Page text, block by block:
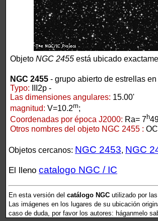
Objeto NGC 2455 está ubicado
NGC 2455 - grupo abierto de estrellas
Typo: III2p -
Las dimensiones angulares: 15.00'
magnitud: V=10.2m;
Coordenadas por época J2000: Ra= 7 h
Otros nombres del objeto NGC 2455 :
Objetos cercanos: NGC 2453, NGC
El lleno catalogo NGC / IC
En esta versión del catálogo NGC utilizado por
Las imágenes en los lugares de su ubicación
caso de duda, por favor los autores: háganmelo